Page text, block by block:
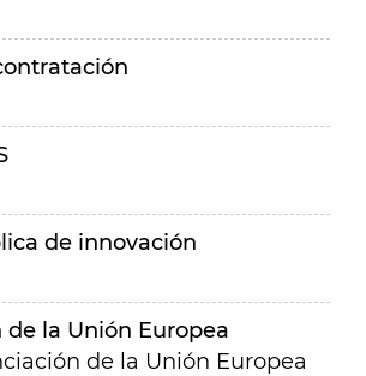
de innovación
de la Unión Europea
de la Unión Europea